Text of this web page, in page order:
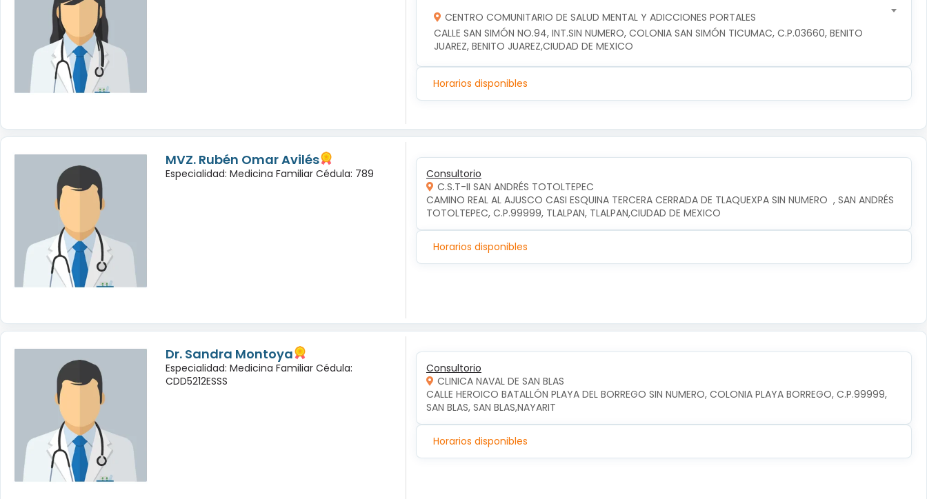
CENTRO COMUNITARIO DE SALUD MENTAL Y ADICCIONES PORTALES
CALLE SAN SIMÓN NO.94, INT.SIN NUMERO, COLONIA SAN SIMÓN TICUMAC, C.P.03660, BENITO
JUAREZ, BENITO JUAREZ,CIUDAD DE MEXICO
Horarios disponibles
MVZ. Rubén Omar Avilés
Especialidad: Medicina Familiar Cédula: 789
Consultorio
C.S.T-II SAN ANDRÉS TOTOLTEPEC
CAMINO REAL AL AJUSCO CASI ESQUINA TERCERA CERRADA DE TLAQUEXPA SIN NUMERO  , SAN ANDRÉS
TOTOLTEPEC, C.P.99999, TLALPAN, TLALPAN,CIUDAD DE MEXICO
Horarios disponibles
Dr. Sandra Montoya
Especialidad: Medicina Familiar Cédula:
CDD5212ESSS
Consultorio
CLINICA NAVAL DE SAN BLAS
CALLE HEROICO BATALLÓN PLAYA DEL BORREGO SIN NUMERO, COLONIA PLAYA BORREGO, C.P.99999,
SAN BLAS, SAN BLAS,NAYARIT
Horarios disponibles